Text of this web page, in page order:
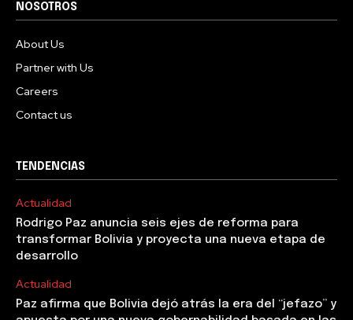
NOSOTROS
About Us
Partner with Us
Careers
Contact us
TENDENCIAS
Actualidad
Rodrigo Paz anuncia seis ejes de reforma para
transformar Bolivia y proyecta una nueva etapa de
desarrollo
Actualidad
Paz afirma que Bolivia dejó atrás la era del “jefazo” y